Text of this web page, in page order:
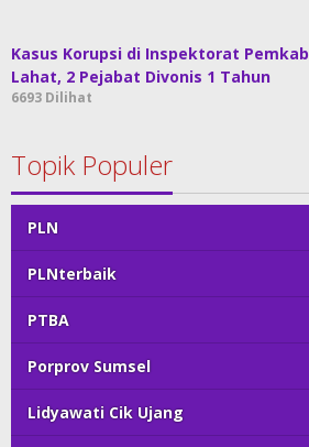
Kasus Korupsi di Inspektorat Pemkab
Lahat, 2 Pejabat Divonis 1 Tahun
6693 Dilihat
Topik Populer
PLN
PLNterbaik
PTBA
Porprov Sumsel
Lidyawati Cik Ujang